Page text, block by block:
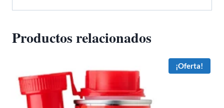
Productos relacionados
¡Oferta!